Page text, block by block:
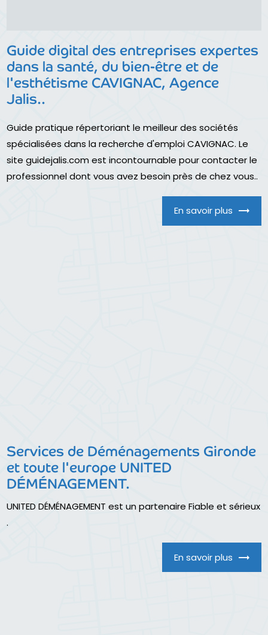
Guide digital des entreprises expertes
dans la santé, du bien-être et de
l'esthétisme CAVIGNAC, Agence
Jalis..
Guide pratique répertoriant le meilleur des sociétés
spécialisées dans la recherche d'emploi CAVIGNAC. Le
site guidejalis.com est incontournable pour contacter le
professionnel dont vous avez besoin près de chez vous..
En savoir plus
Services de Déménagements Gironde
et toute l'europe UNITED
DÉMÉNAGEMENT.
UNITED DÉMÉNAGEMENT est un partenaire Fiable et sérieux
.
En savoir plus